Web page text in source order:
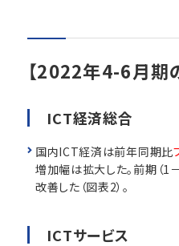
【2022年4-6月期
ICT経済総合
国内ICT経済は前年同期比
増加幅は拡大した。前期（1
改善した（図表2）。
ICTサービス